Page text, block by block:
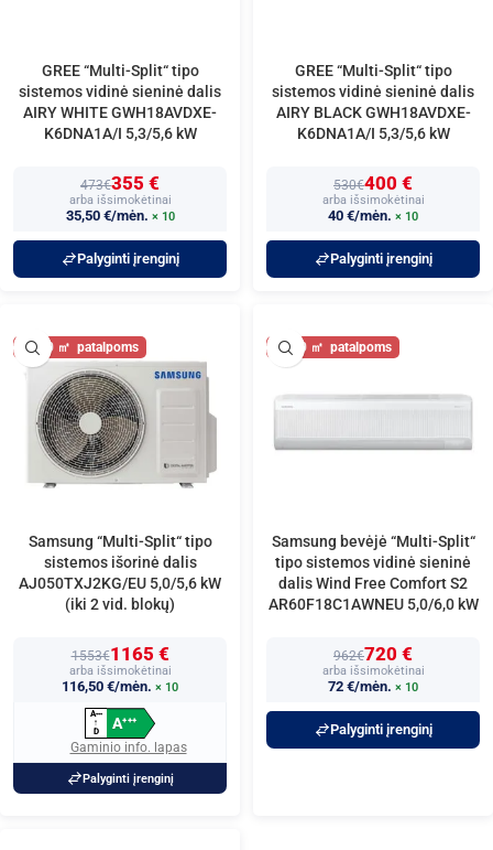
GREE “Multi-Split“ tipo
sistemos vidinė sieninė dalis
AIRY WHITE GWH18AVDXE-
K6DNA1A/I 5,3/5,6 kW
473€355 €
arba išsimokėtinai
35,50 €/mėn. × 10
Palyginti įrenginį
GREE “Multi-Split“ tipo
sistemos vidinė sieninė dalis
AIRY BLACK GWH18AVDXE-
K6DNA1A/I 5,3/5,6 kW
530€400 €
arba išsimokėtinai
40 €/mėn. × 10
Palyginti įrenginį
60
Samsung “Multi-Split“ tipo
sistemos išorinė dalis
AJ050TXJ2KG/EU 5,0/5,6 kW
(iki 2 vid. blokų)
1553€1165 €
arba išsimokėtinai
116,50 €/mėn. × 10
A+++
↑
D
A+++
Gaminio info. lapas
Palyginti įrenginį
60
Samsung bevėjė “Multi-Split“
tipo sistemos vidinė sieninė
dalis Wind Free Comfort S2
AR60F18C1AWNEU 5,0/6,0 kW
962€720 €
arba išsimokėtinai
72 €/mėn. × 10
Palyginti įrenginį